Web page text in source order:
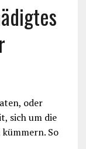
oder
sich um die
So